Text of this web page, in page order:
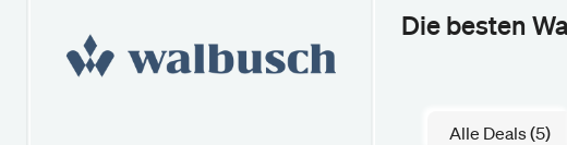
Die besten
Alle Deals (5)